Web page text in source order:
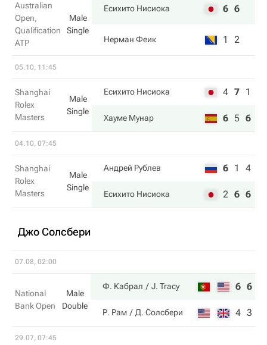
Australian
Open,
Qualification
ATP
Male
Single
Есихито Нисиока 6 6
Нерман Феик 1 2
05.10, 11:45
Shanghai
Rolex
Masters
Male
Single
Есихито Нисиока 4 7 1
Хауме Мунар 6 5 6
04.10, 07:45
Shanghai
Rolex
Masters
Male
Single
Андрей Рублев 6 1 4
Есихито Нисиока 2 6 6
Джо Солсбери
07.08, 02:00
National
Bank Open
Male
Double
Ф. Кабрал J. Tracy 6 6
Р. Рам Д. Солсбери 4 3
29.07, 07:45